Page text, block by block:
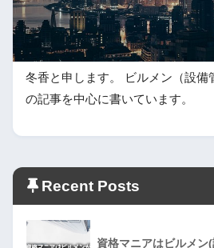
冬香と申します。 ビルメン（設備
の記事を中心に書いています。
Recent Posts
資格マニアはビルメン